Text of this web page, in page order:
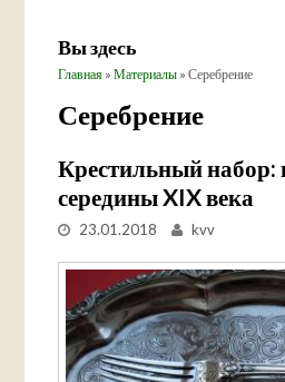
Вы здесь
Главная »Материалы » Серебрение
Серебрение
Крестильный набор:
середины XIX века
23.01.2018 kvv